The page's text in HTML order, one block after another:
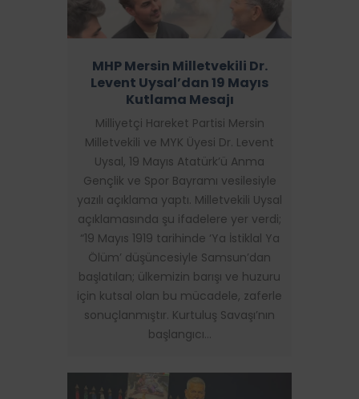
MHP Mersin Milletvekili Dr.
Levent Uysal’dan 19 Mayıs
Kutlama Mesajı
Milliyetçi Hareket Partisi Mersin
Milletvekili ve MYK Üyesi Dr. Levent
Uysal, 19 Mayıs Atatürk’ü Anma
Gençlik ve Spor Bayramı vesilesiyle
yazılı açıklama yaptı. Milletvekili Uysal
açıklamasında şu ifadelere yer verdi;
“19 Mayıs 1919 tarihinde ‘Ya İstiklal Ya
Ölüm’ düşüncesiyle Samsun’dan
başlatılan; ülkemizin barışı ve huzuru
için kutsal olan bu mücadele, zaferle
sonuçlanmıştır. Kurtuluş Savaşı’nın
başlangıcı…